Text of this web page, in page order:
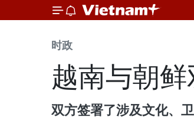
时政
越南与朝
双方签署了涉及文化、